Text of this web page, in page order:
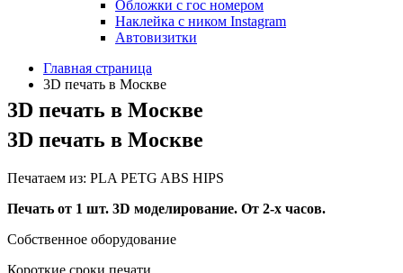
Обложки с гос номером
Наклейка с ником Instagram
Автовизитки
Главная страница
3D печать в Москве
3D печать в Москве
3D печать в Москве
Печатаем из: PLA PETG ABS HIPS
Печать от 1 шт. 3D моделирование. От 2-х часов.
Собственное оборудование